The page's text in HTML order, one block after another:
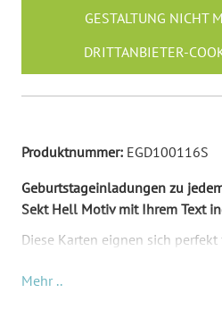
GESTALTUNG NICHT
DRITTANBIETER-
Produktnummer: EGD100116S
Geburtstageinladungen zu
Sekt Hell Motiv mit Ihrem Text
Diese Karten eignen sich
sehr elegant mit den Farben
Mehr ..